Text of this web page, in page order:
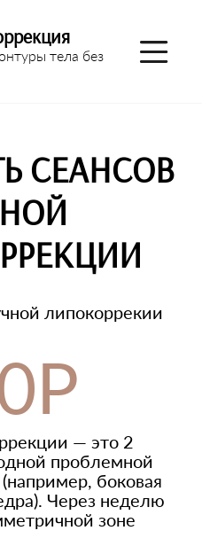
тела без
СЕАНСОВ
липокоррекии
— это 2
проблемной
боковая
Через неделю
зоне